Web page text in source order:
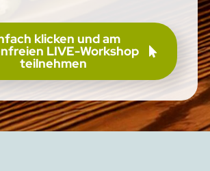
klicken und am
LIVE-Workshop
teilnehmen